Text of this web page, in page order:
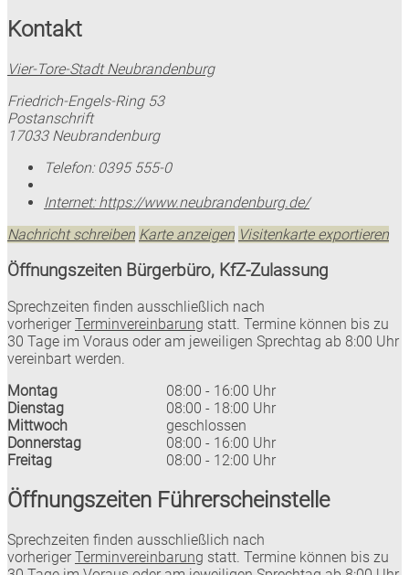
Kontakt
Vier-Tore-Stadt Neubrandenburg
Friedrich-Engels-Ring 53
Postanschrift
17033 Neubrandenburg
Telefon: 0395 555-0
Internet: https://www.neubrandenburg.de/
Nachricht schreiben Karte anzeigen Visitenkarte exportieren
Öffnungszeiten Bürgerbüro, KfZ-Zulassung
Sprechzeiten finden ausschließlich nach
vorheriger Terminvereinbarung statt. Termine können bis zu
30 Tage im Voraus oder am jeweiligen Sprechtag ab 8:00 Uhr
vereinbart werden.
Montag
08:00 - 16:00 Uhr
Dienstag
08:00 - 18:00 Uhr
Mittwoch
geschlossen
Donnerstag
08:00 - 16:00 Uhr
Freitag
08:00 - 12:00 Uhr
Öffnungszeiten Führerscheinstelle
Sprechzeiten finden ausschließlich nach
vorheriger Terminvereinbarung statt. Termine können bis zu